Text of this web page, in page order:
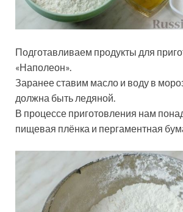
Подготавливаем продукты для
«Наполеон».
Заранее ставим масло и воду в
должна быть ледяной.
В процессе приготовления нам
пищевая плёнка и пергаментная